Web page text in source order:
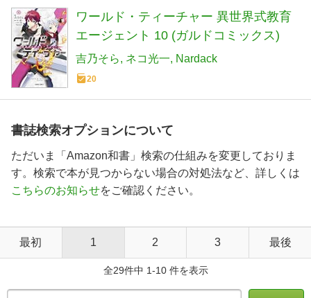
ワールド・ティーチャー 異世界式教育
エージェント 10 (ガルドコミックス)
吉乃そら ネコ光一 Nardack
20
書誌検索オプションについて
ただいま「Amazon和書」検索の仕組みを変更しておりま
す。検索で本が見つからない場合の対処法など、詳しくは
こちらのお知らせをご確認ください。
最初 1 2 3 最後
全29件中 1-10 件を表示